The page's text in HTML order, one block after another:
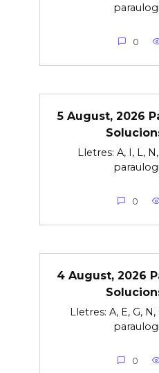
0
5 August, 2026
Lletres: A, I, L,
0
4 August, 2026
Lletres: A, E, G,
0